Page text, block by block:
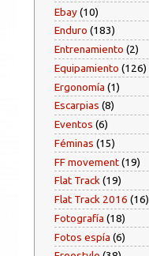
Ebay(10)
Enduro (183)
Entrenamiento (2)
Equipamiento (126)
Ergonomía (1)
Escarpias (8)
Eventos (6)
Féminas (15)
FF movement(19)
Flat Track(19)
Flat Track 2016 (16)
Fotografía (18)
Fotos espía (6)